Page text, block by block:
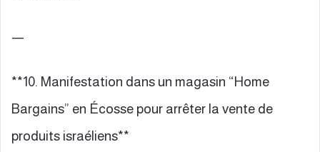
—
**10. Manifestation dans un magasin “Home
Bargains” en Écosse pour arrêter la vente de
produits israéliens**